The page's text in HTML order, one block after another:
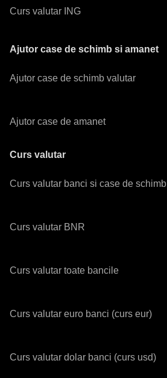
Curs valutar ING
Ajutor case de schimb si amanet
Ajutor case de schimb valutar
Ajutor case de amanet
Curs valutar
Curs valutar banci si case de schimb
Curs valutar BNR
Curs valutar toate bancile
Curs valutar euro banci (curs eur)
Curs valutar dolar banci (curs usd)